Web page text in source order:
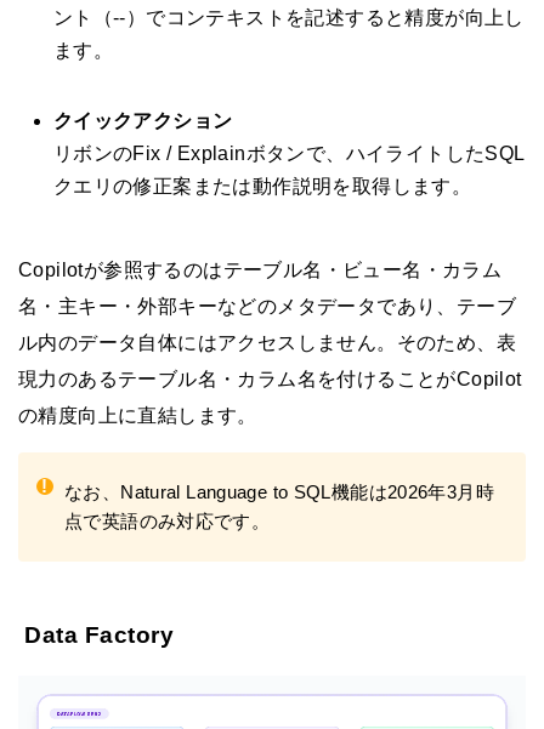
ント（--）でコンテキストを記述すると精度が向上し
ます。
クイックアクション
リボンのFix / Explainボタンで、ハイライトしたSQL
クエリの修正案または動作説明を取得します。
Copilotが参照するのはテーブル名・ビュー名・カラム
名・主キー・外部キーなどのメタデータであり、テーブ
ル内のデータ自体にはアクセスしません。そのため、表
現力のあるテーブル名・カラム名を付けることがCopilot
の精度向上に直結します。
!
なお、Natural Language to SQL機能は2026年3月時
点で英語のみ対応です。
Data Factory